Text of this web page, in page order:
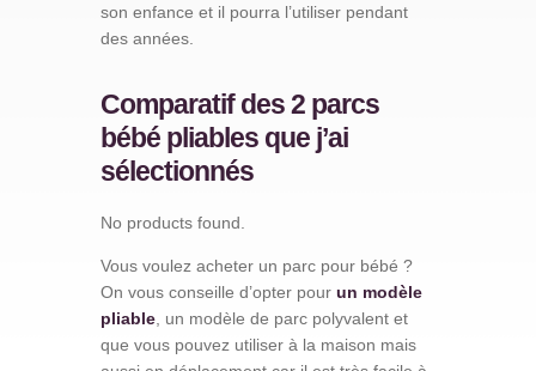
son enfance et il pourra l’utiliser pendant
des années.
Comparatif des 2 parcs
bébé pliables que j’ai
sélectionnés
No products found.
Vous voulez acheter un parc pour bébé ?
On vous conseille d’opter pour un modèle
pliable , un modèle de parc polyvalent et
que vous pouvez utiliser à la maison mais